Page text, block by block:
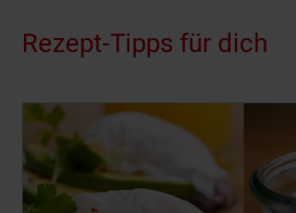
Rezept-Tipps für dich